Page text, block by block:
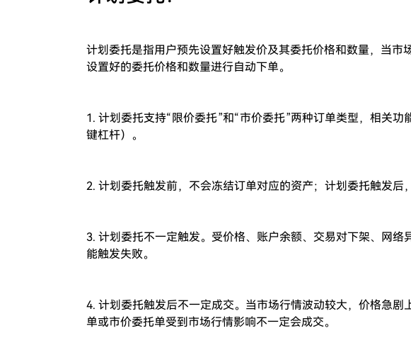
计划委托是指用户预先设置好触发价及其委托价格和数量，当市
设置好的委托价格和数量进行自动下单。
1. 计划委托支持“限价委托”和“市价委托”两种订单类型，相关
键杠杆）。
2. 计划委托触发前，不会冻结订单对应的资产；计划委托触发后
3. 计划委托不一定触发。受价格、账户余额、交易对下架、网
能触发失败。
4. 计划委托触发后不一定成交。当市场行情波动较大，价格急
单或市价委托单受到市场行情影响不一定会成交。